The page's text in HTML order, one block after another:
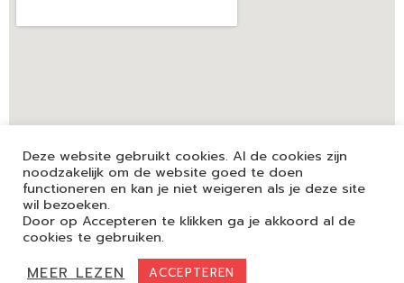
Adres: Capucienenlaan 93, 9300 Aalst
Deze website gebruikt cookies. Al de cookies zijn
noodzakelijk om de website goed te doen
functioneren en kan je niet weigeren als je deze site
wil bezoeken.
Door op Accepteren te klikken ga je akkoord al de
cookies te gebruiken.
MEER LEZEN ACCEPTEREN